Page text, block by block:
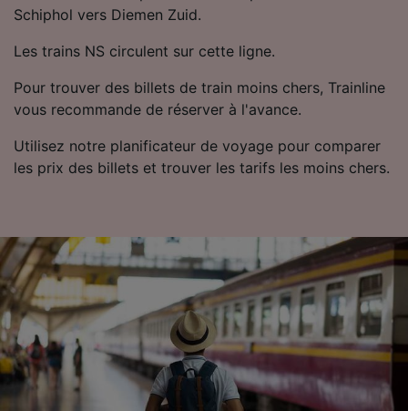
Schiphol vers Diemen Zuid.
Les trains NS circulent sur cette ligne.
Pour trouver des billets de train moins chers, Trainline
vous recommande de réserver à l'avance.
Utilisez notre planificateur de voyage pour comparer
les prix des billets et trouver les tarifs les moins chers.
Utiliser des données de géolocalisation
caractéristiques de l’appareil pour
informations sur un appareil. Publicités et
contenu personnalisés, mesure de
études d’audience et développement de
services.